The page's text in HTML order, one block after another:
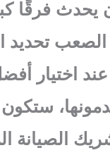
يحدث
تحديد
اختيار
ستكون
الصيانة